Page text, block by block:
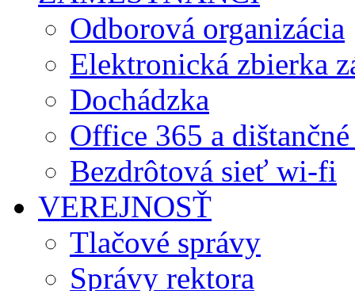
Odborová organizácia
Elektronická zbierka
Dochádzka
Office 365 a
Bezdrôtová sieť wi-fi
VEREJNOSŤ
Tlačové správy
Správy rektora